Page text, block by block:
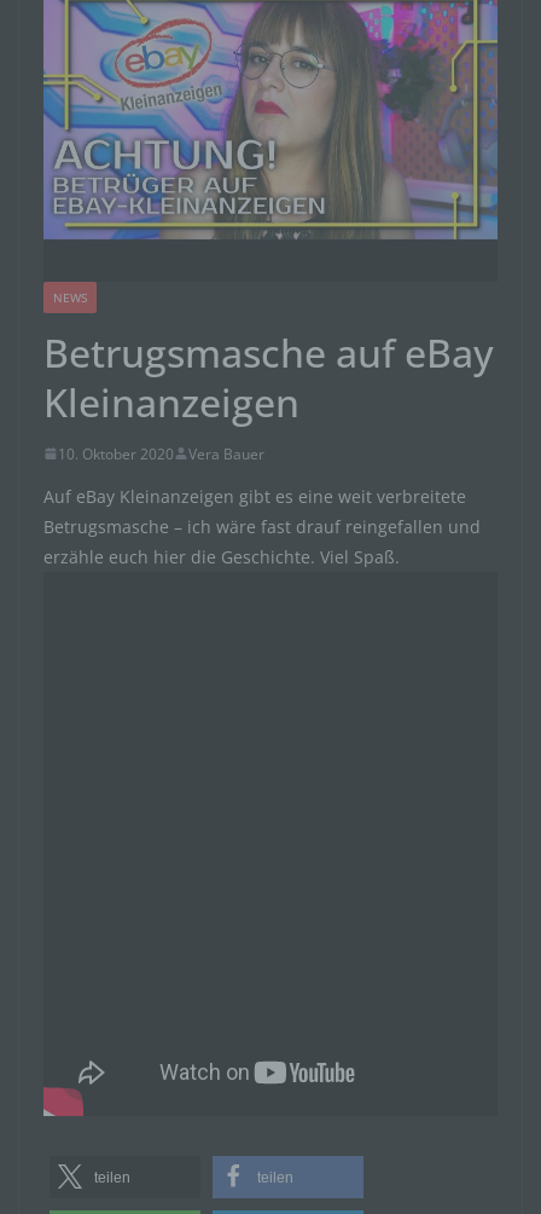
NEWS
Betrugsmasche auf eBay
Kleinanzeigen
10. Oktober 2020 Vera Bauer
Auf eBay Kleinanzeigen gibt es eine weit verbreitete
Betrugsmasche – ich wäre fast drauf reingefallen und
erzähle euch hier die Geschichte. Viel Spaß.
teilen teilen